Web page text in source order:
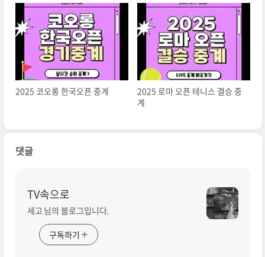
2025 코오롱 한국오픈 중계
2025 로마 오픈 테니스 결승 중
계
댓글
TV속으로
세고 님의 블로그입니다.
구독하기